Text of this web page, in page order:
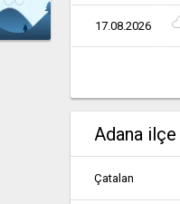
17.08.2026
Adana
Çatalan